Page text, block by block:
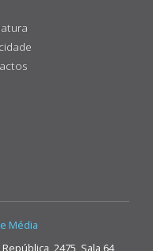
Média
2475, Sala 64,